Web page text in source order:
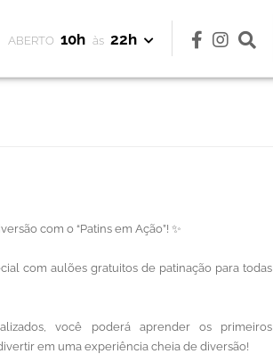
ABERTO 10h às 22h
com o “Patins em Ação”! ✨
com aulões gratuitos de patinação para todas
você poderá aprender os primeiros
em uma experiência cheia de diversão!